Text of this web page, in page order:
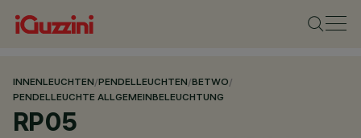
INNENLEUCHTEN/PENDELLEUCHTEN/BETWO/
PENDELLEUCHTE ALLGEMEINBELEUCHTUNG
RP05